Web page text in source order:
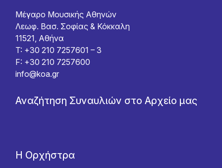
Μέγαρο Μουσικής Αθηνών
Λεωφ. Βασ. Σοφίας & Κόκκαλη
11521, Αθήνα
T: +30 210 7257601 – 3
F: +30 210 7257600
info@koa.gr
Αναζήτηση Συναυλιών στο Αρχείο μας
Η Ορχήστρα